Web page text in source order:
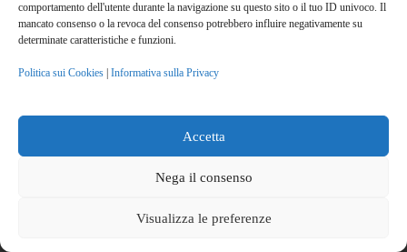
comportamento dell'utente durante la navigazione su questo sito o il tuo ID univoco. Il
mancato consenso o la revoca del consenso potrebbero influire negativamente su
determinate caratteristiche e funzioni.
Politica sui Cookies Informativa sulla Privacy
Accetta
Nega il consenso
Visualizza le preferenze
JUST ACTION – Professori e studenti verso la transizione sostenibile. Numero del progetto:
autori e non riflettono necessariamente le opinioni dell'Unione
cultura (EACEA). Né l'Unione europea né l'EACEA possono
esserne ritenute responsabili.